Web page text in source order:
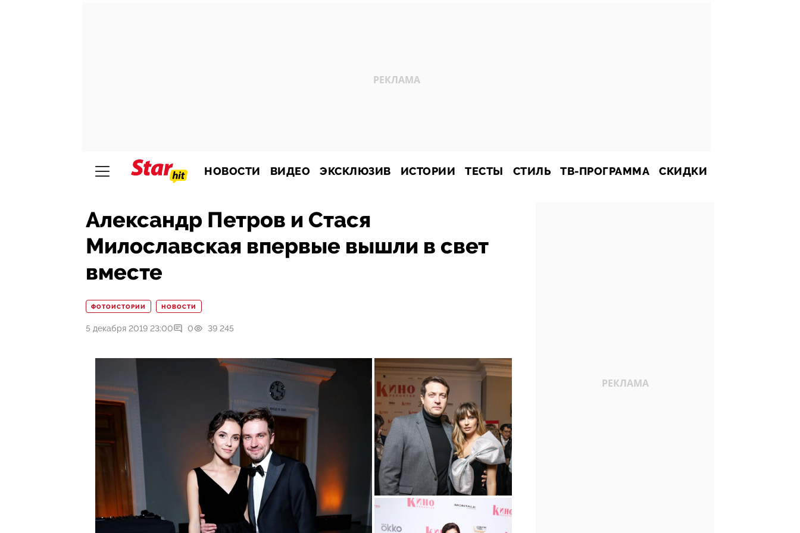
НОВОСТИ ВИДЕО ЭКСКЛЮЗИВ ИСТОРИИ ТЕСТЫ СТИЛЬ ТВ-ПРОГРАММА СКИДКИ
Александр Петров и Стася
Милославская впервые вышли в свет
вместе
ФОТОИСТОРИИ НОВОСТИ
5 декабря 2019 23:00 0 39 245